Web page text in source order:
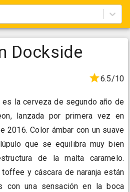
Dockside
6.5/10
es la cerveza de segundo año de
lanzada por primera vez en
2016. Color ámbar con un suave
que se equilibra muy bien
de la malta caramelo.
toffee y cáscara de naranja están
con una sensación en la boca